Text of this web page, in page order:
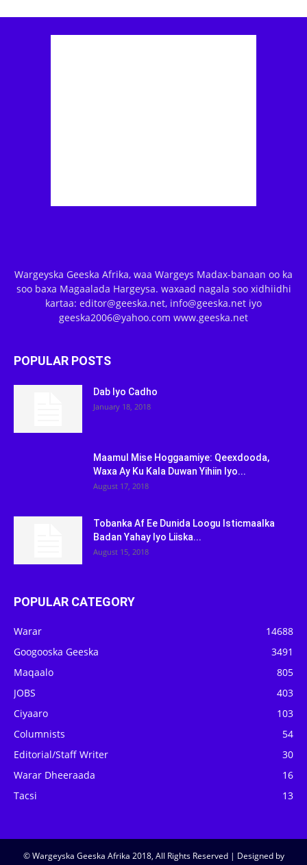
Wargeyska Geeska Afrika, waa Wargeys Madax-banaan oo ka
soo baxa Magaalada Hargeysa. waxaad nagala soo xidhiidhi
kartaa: editor@geeska.net, info@geeska.net iyo
geeska2006@yahoo.com www.geeska.net
POPULAR POSTS
Dab Iyo Cadho
January 18, 2018
Maamul Mise Hoggaamiye: Qeexdooda,
Waxa Ay Ku Kala Duwan Yihiin Iyo...
August 17, 2018
Tobanka Af Ee Dunida Loogu Isticmaalka
Badan Yahay Iyo Liiska...
August 15, 2018
POPULAR CATEGORY
Warar
14688
Googooska Geeska
3491
Maqaalo
805
JOBS
403
Ciyaaro
103
Columnists
54
Editorial/Staff Writer
30
Warar Dheeraada
16
Tacsi
13
© Wargeyska Geeska Afrika 2018, All Rights Reserved | Designed by